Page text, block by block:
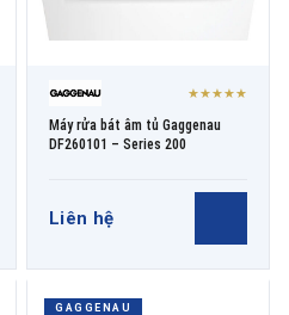
★★★★★
Máy rửa bát âm tủ Gaggenau
DF260101 – Series 200
Liên hệ
GAGGENAU